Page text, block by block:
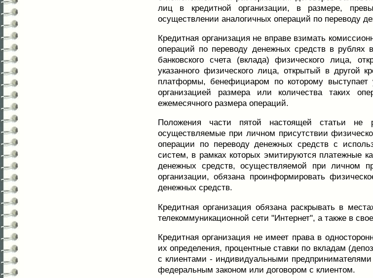
лиц в кредитной организации, в размере,
осуществлении аналогичных операций по переводу
Кредитная организация не вправе взимать
операций по переводу денежных средств в
банковского счета (вклада) физического лица,
указанного физического лица, открытый в другой
платформы, бенефициаром по которому выступает
организацией размера или количества таких
ежемесячного размера операций.
Положения части пятой настоящей статьи не
осуществляемые при личном присутствии
операции по переводу денежных средств с
систем, в рамках которых эмитируются платежные
денежных средств, осуществляемой при личном
организации, обязана проинформировать
денежных средств.
Кредитная организация обязана раскрывать в
телекоммуникационной сети "Интернет", а также в
Кредитная организация не имеет права в
их определения, процентные ставки по вкладам
с клиентами - индивидуальными
федеральным законом или договором с клиентом.